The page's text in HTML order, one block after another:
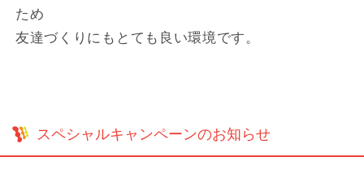
ため
友達づくりにもとても良い環境です。
スペシャルキャンペーンのお知らせ